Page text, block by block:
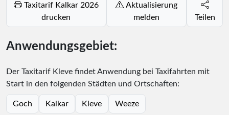
Taxitarif Kalkar 2026
drucken
Aktualisierung
melden
Teilen
Anwendungsgebiet:
Der Taxitarif Kleve findet Anwendung bei Taxifahrten mit
Start in den folgenden Städten und Ortschaften:
Goch Kalkar Kleve Weeze